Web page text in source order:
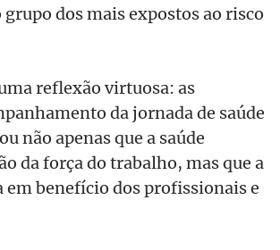
dos mais expostos ao risco
reflexão virtuosa: as
da jornada de saúde
não apenas que a saúde
da força do trabalho, mas que a
benefício dos profissionais e